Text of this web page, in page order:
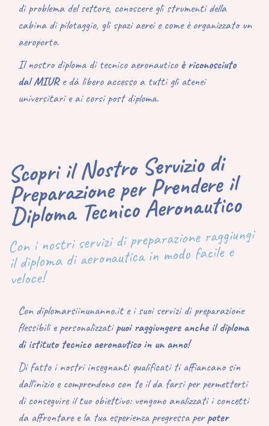
di problema del settore, conoscere gli strumenti della
cabina di pilotaggio, gli spazi aerei e come è organizzato un
aeroporto.
Il nostro diploma di tecnico aeronautico è riconosciuto
dal MIURe dà libero accesso a tutti gli atenei
universitari e ai corsi post diploma.
Scopri il Nostro Servizio di
Preparazione per Prendere il
Diploma Tecnico Aeronautico
Con i nostri servizi di preparazione raggiungi
il diploma di aeronautica in modo facile e
veloce!
Con diplomarsiinunanno.it e i suoi servizi di preparazione
flessibili e personalizzatipuoi raggiungere anche il diploma
di istituto tecnico aeronautico in un anno!
Di fatto i nostri insegnanti qualificati ti affiancano sin
dall'inizio e comprendono con te il da farsiper permetterti
di conseguire il tuo obiettivo: vengono analizzati i concetti
da affrontare e la tua esperienza pregressa perpoter